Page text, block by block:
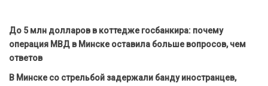
До 5 млн долларов в коттедже госбанкира: почему
операция МВД в Минске оставила больше вопросов, чем
ответов
В Минске со стрельбой задержали банду иностранцев,